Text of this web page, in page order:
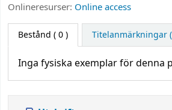
Onlineresurser: Online access
Bestånd ( 0 ) Titelanmärkningar
Inga fysiska exemplar för denna